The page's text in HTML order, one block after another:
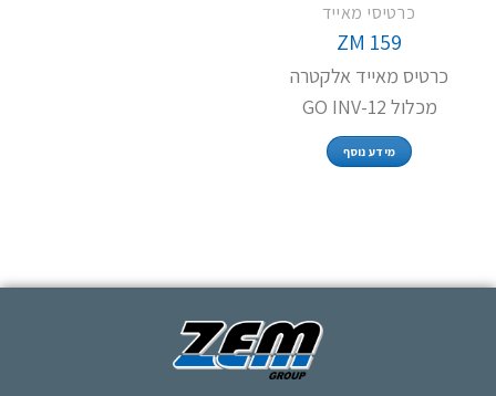
כרטיסי מאייד
ZM 159
כרטיס מאייד אלקטרה
מכלול GO INV-12
מידע נוסף